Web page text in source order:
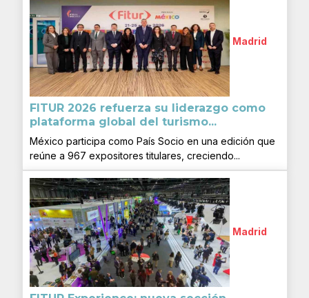
Madrid
FITUR 2026 refuerza su liderazgo como
plataforma global del turismo...
México participa como País Socio en una edición que
reúne a 967 expositores titulares, creciendo...
Madrid